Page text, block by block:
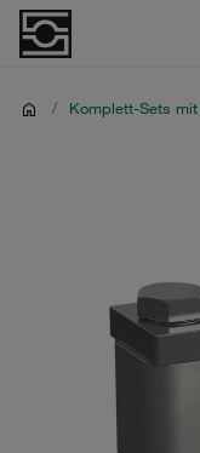
/ Komplett-Sets